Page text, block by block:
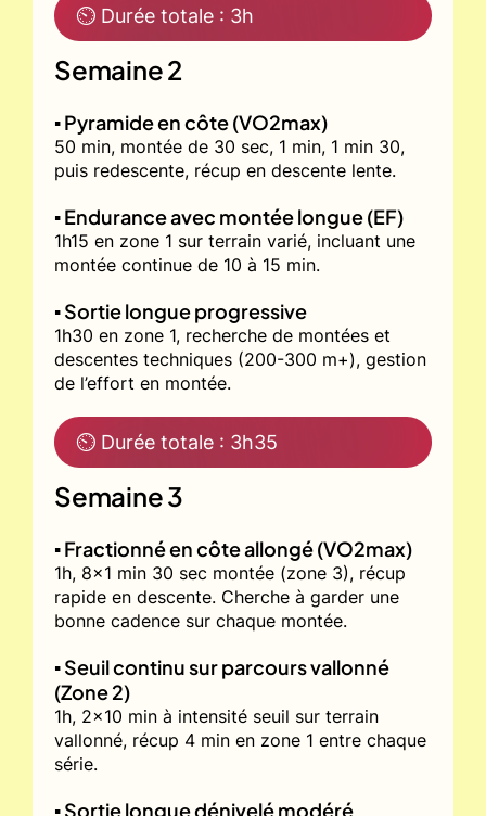
⏲ Durée totale : 3h
Semaine 2
▪️ Pyramide en côte (VO2max)
50 min, montée de 30 sec, 1 min, 1 min 30,
puis redescente, récup en descente lente.
▪️ Endurance avec montée longue (EF)
1h15 en zone 1 sur terrain varié, incluant une
montée continue de 10 à 15 min.
▪️ Sortie longue progressive
1h30 en zone 1, recherche de montées et
descentes techniques (200-300 m+), gestion
de l’effort en montée.
⏲ Durée totale : 3h35
Semaine 3
▪️ Fractionné en côte allongé (VO2max)
1h, 8x1 min 30 sec montée (zone 3), récup
rapide en descente. Cherche à garder une
bonne cadence sur chaque montée.
▪️ Seuil continu sur parcours vallonné
(Zone 2)
1h, 2x10 min à intensité seuil sur terrain
vallonné, récup 4 min en zone 1 entre chaque
série.
▪️ Sortie longue dénivelé modéré